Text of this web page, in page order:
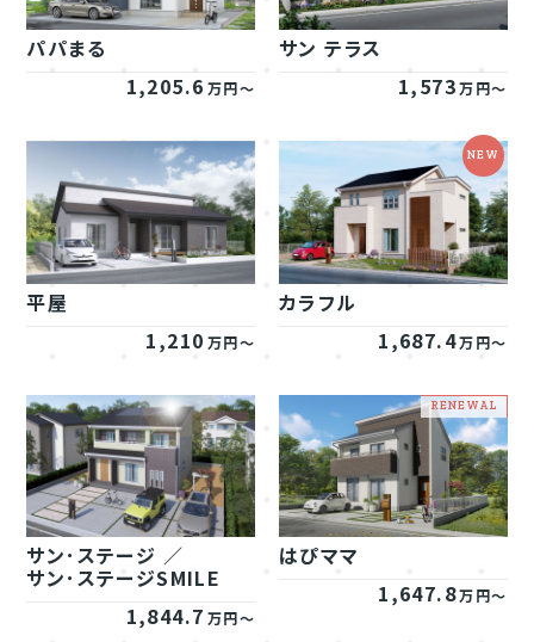
パパまる
1,205.6 万円～
サン テラス
1,573万円～
平屋
1,210 万円～
カラフル
1,687.4万円～
サン･ステージ ／
サン･ステージSMILE
1,844.7 万円～
はぴママ
1,647.8万円～